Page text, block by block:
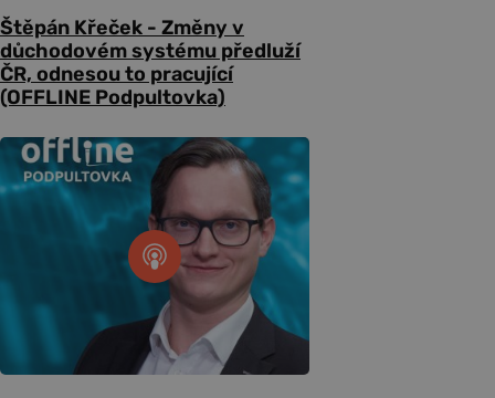
Štěpán Křeček - Změny v
důchodovém systému předluží
ČR, odnesou to pracující
(OFFLINE Podpultovka)